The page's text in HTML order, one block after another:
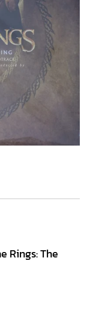
Rings: The